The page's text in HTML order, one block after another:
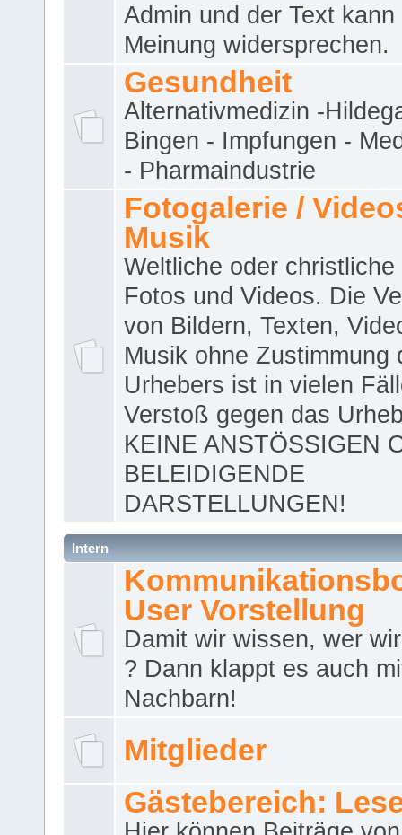
Admin und der Text kann
Meinung widersprechen.
Gesundheit
Alternativmedizin -
Bingen - Impfungen -
- Pharmaindustrie
Fotogalerie /
Musik
Weltliche oder christliche
Fotos und Videos. Die
von Bildern, Texten,
Musik ohne Zustimmung
Urhebers ist in vielen
Verstoß gegen das
KEINE ANSTÖSSIGEN
BELEIDIGENDE
DARSTELLUNGEN!
Intern
User Vorstellung
Damit wir wissen, wer
? Dann klappt es auch
Nachbarn!
Mitglieder
Gästebereich: